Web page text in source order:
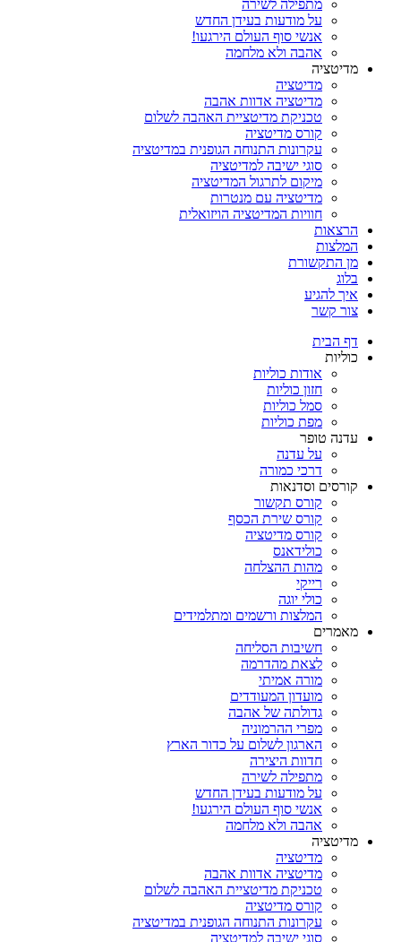
מתפילה לשירה
על מודעות בעידן החדש
אנשי סוף העולם הירגעו!
אהבה ולא מלחמה
מדיטציה
מדיטציה
מדיטציה אדוות אהבה
טכניקת מדיטציית האהבה לשלום
קורס מדיטציה
עקרונות התנוחה הגופנית במדיטציה
סוגי ישיבה למדיטציה
מיקום לתרגול המדיטציה
מדיטציה עם מנטרות
חוויות המדיטציה הויזואלית
הרצאות
המלצות
מן התקשורת
בלוג
איך להגיע
צור קשר
דף הבית
כוליות
אודות כוליות
חזון כוליות
סמל כוליות
מפת כוליות
עדנה טופר
על עדנה
דרכי כמורה
קורסים וסדנאות
קורס תקשור
קורס שירת הכסף
קורס מדיטציה
כולידאנס
מהות ההצלחה
רייקי
כולי יוגה
המלצות ורשמים ומתלמידים
מאמרים
חשיבות הסליחה
לצאת מהדרמה
מורה אמיתי
מועדון המעודדים
גדולתה של אהבה
מפרי ההרמוניה
הארגון לשלום על כדור הארץ
חדוות היצירה
מתפילה לשירה
על מודעות בעידן החדש
אנשי סוף העולם הירגעו!
אהבה ולא מלחמה
מדיטציה
מדיטציה
מדיטציה אדוות אהבה
טכניקת מדיטציית האהבה לשלום
קורס מדיטציה
עקרונות התנוחה הגופנית במדיטציה
סוגי ישיבה למדיטציה